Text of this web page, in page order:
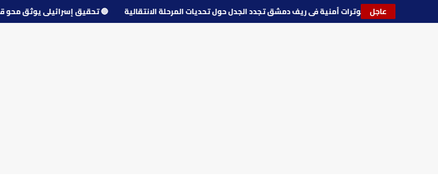
عاجل 🔵توترات أمنية في ريف دمشق تجدد الجدل حول تحديات المرحلة الانتقالية 🔵تحقيق إسرائيلي